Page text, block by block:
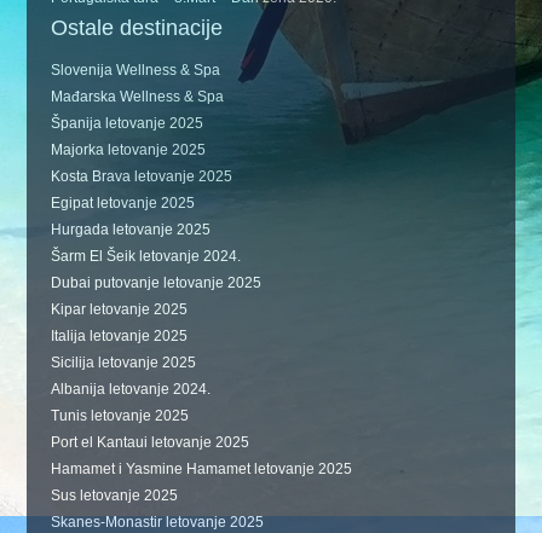
Ostale destinacije
Slovenija Wellness & Spa
Mađarska Wellness & Spa
Španija letovanje 2025
Majorka letovanje 2025
Kosta Brava letovanje 2025
Egipat letovanje 2025
Hurgada letovanje 2025
Šarm El Šeik letovanje 2024.
Dubai putovanje letovanje 2025
Kipar letovanje 2025
Italija letovanje 2025
Sicilija letovanje 2025
Albanija letovanje 2024.
Tunis letovanje 2025
Port el Kantaui letovanje 2025
Hamamet i Yasmine Hamamet letovanje 2025
Sus letovanje 2025
Skanes-Monastir letovanje 2025